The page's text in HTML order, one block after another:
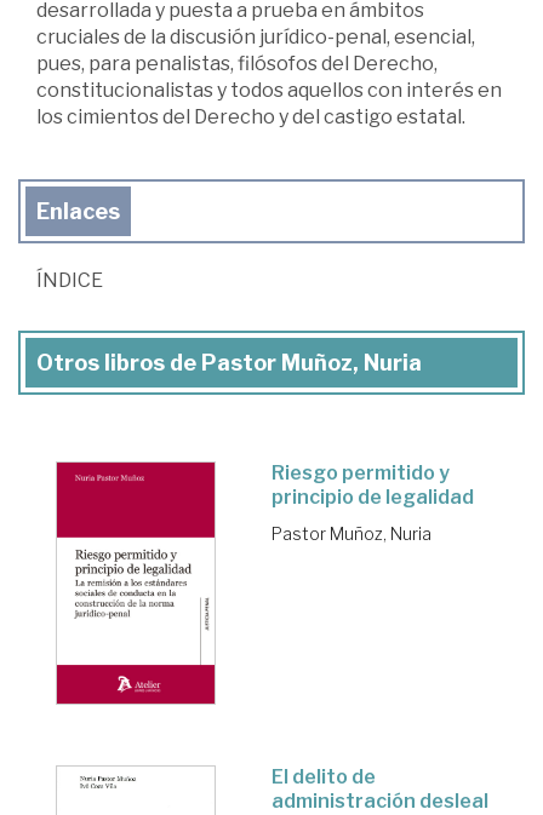
desarrollada y puesta a prueba en ámbitos
cruciales de la discusión jurídico-penal, esencial,
pues, para penalistas, filósofos del Derecho,
constitucionalistas y todos aquellos con interés en
los cimientos del Derecho y del castigo estatal.
Enlaces
ÍNDICE
Otros libros de Pastor Muñoz, Nuria
Riesgo permitido y
principio de legalidad
Pastor Muñoz, Nuria
El delito de
administración desleal